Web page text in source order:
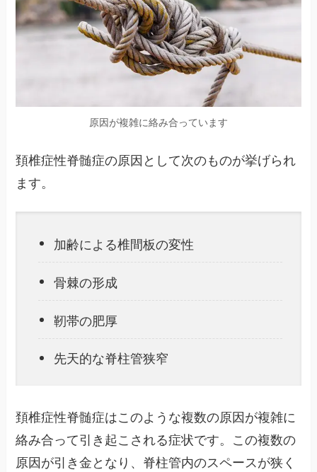
原因が複雑に絡み合っています
頚椎症性脊髄症の原因として次のものが挙げられ
ます。
加齢による椎間板の変性
骨棘の形成
靭帯の肥厚
先天的な脊柱管狭窄
頚椎症性脊髄症はこのような複数の原因が複雑に
絡み合って引き起こされる症状です。この複数の
原因が引き金となり、脊柱管内のスペースが狭く